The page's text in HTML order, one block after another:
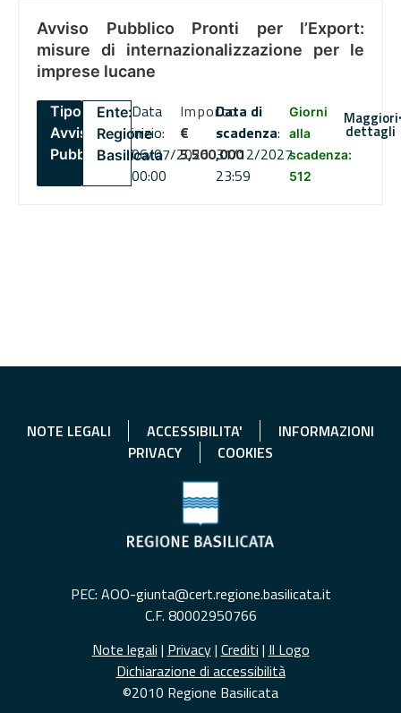
Avviso Pubblico Pronti per l’Export:
misure di internazionalizzazione per le
imprese lucane
Tipo:
Avviso
Pubblico
Ente:
Regione
Basilicata
Data
inizio:
06/07/2026
00:00
Importo
€
5,500,000
Data di
scadenza:
31/12/2027
23:59
Giorni
alla
scadenza:
512
Maggiori
dettagli
NOTE LEGALI ACCESSIBILITA'
INFORMAZIONI
PRIVACY
COOKIES
PEC: AOO-giunta@cert.regione.basilicata.it
C.F. 80002950766
Note legali | Privacy| Crediti | Il Logo
Dichiarazione di accessibilità
©2010 Regione Basilicata